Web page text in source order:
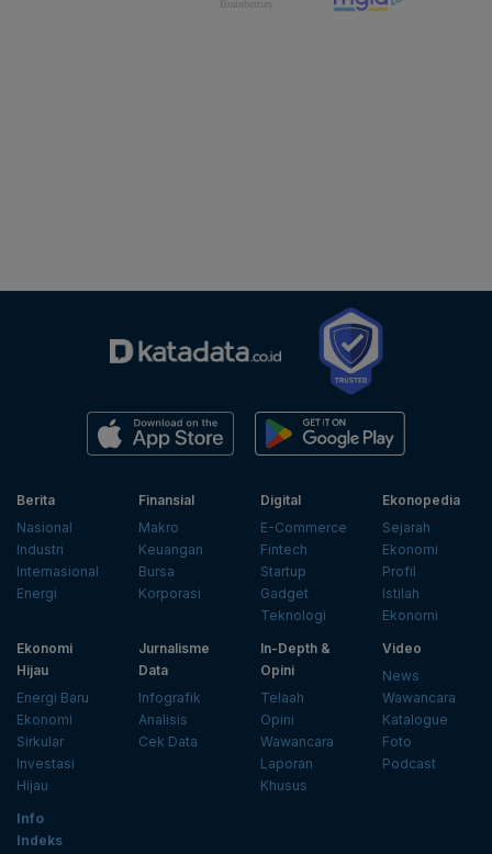
Berita
Nasional
Industri
Internasional
Energi
Finansial
Makro
Keuangan
Bursa
Korporasi
Digital
E-Commerce
Fintech
Startup
Gadget
Teknologi
Ekonopedia
Sejarah
Ekonomi
Profil
Istilah
Ekonomi
Ekonomi
Hijau
Energi Baru
Ekonomi
Sirkular
Investasi
Hijau
Jurnalisme
Data
Infografik
Analisis
Cek Data
In-Depth &
Opini
Telaah
Opini
Wawancara
Laporan
Khusus
Video
News
Wawancara
Katalogue
Foto
Podcast
Info
Indeks